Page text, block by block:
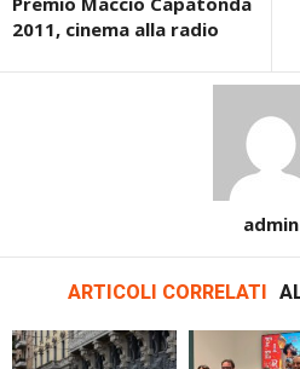
2011, cinema alla radio
admin
ARTICOLI CORRELATI